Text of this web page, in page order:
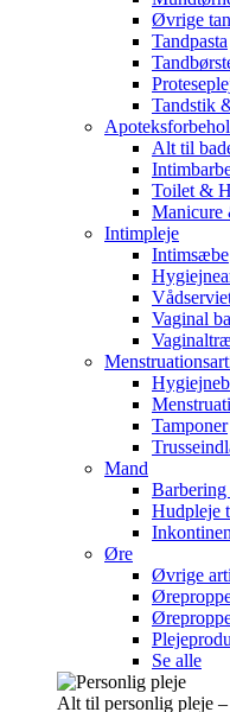
Øvrige
Tandpasta
Tandstik
Alt til
Toilet &
Manicure
Intimpleje
Intimsæbe
Vaginal
Tamponer
Mand
Hudpleje
Øre
Øvrige
Se alle
Alt til personlig pleje